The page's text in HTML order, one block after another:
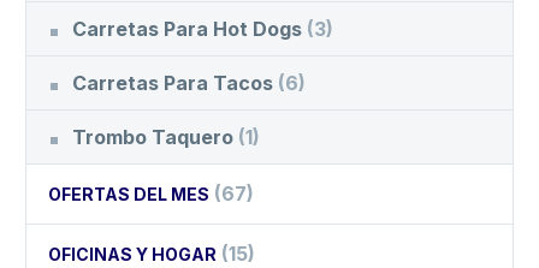
Carretas Para Hot Dogs (3)
Carretas Para Tacos (6)
Trombo Taquero (1)
OFERTAS DEL MES (67)
OFICINAS Y HOGAR (15)